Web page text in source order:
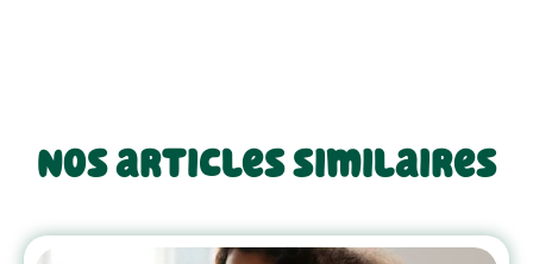
Nos articles similaires